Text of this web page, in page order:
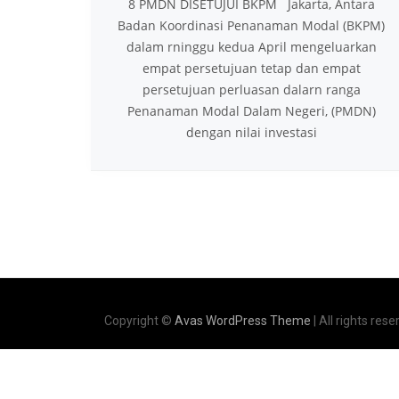
8 PMDN DISETUJUI BKPM Jakarta, Antara
Badan Koordinasi Penanaman Modal (BKPM)
dalam rninggu kedua April mengeluarkan
empat persetujuan tetap dan empat
persetujuan perluasan dalarn ranga
Penanaman Modal Dalam Negeri, (PMDN)
dengan nilai investasi
Copyright © Avas WordPress Theme | All rights